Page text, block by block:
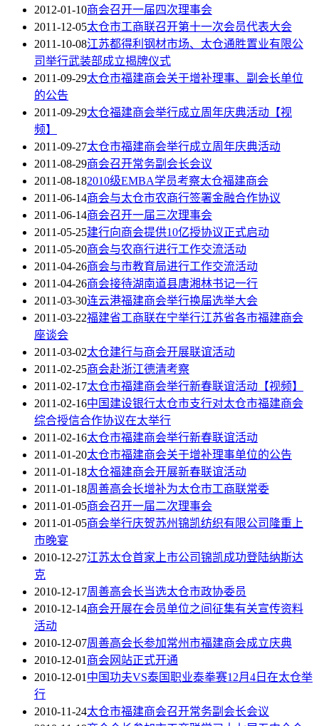
2012-01-10商会召开一届四次理事会
2011-12-05太仓市工商联召开第十一次会员代表大会
2011-10-08江苏都得利钢材市场、太仓通胜置业有限公
司举行武装部成立揭牌仪式
2011-09-29太仓市福建商会关于增补理事、副会长单位
的公告
2011-09-29太仓福建商会举行成立周年庆典活动【视
频】
2011-09-27太仓市福建商会举行成立周年庆典活动
2011-08-29商会召开常务副会长会议
2011-08-182010级EMBA学员考察太仓福建商会
2011-06-14商会与太仓市农商行签署金融合作协议
2011-06-14商会召开一届三次理事会
2011-05-25建行向商会提供10亿授协议正式启动
2011-05-20商会与农商行进行工作交流活动
2011-04-26商会与市教育局进行工作交流活动
2011-04-26商会接待湖南道县唐湘林书记一行
2011-03-30连云港福建商会举行换届选举大会
2011-03-22福建省工商联在宁举行江苏省各市福建商会
座谈会
2011-03-02太仓建行与商会开展联谊活动
2011-02-25商会赴浙江德清考察
2011-02-17太仓市福建商会举行新春联谊活动【视频】
2011-02-16中国建设银行太仓市支行对太仓市福建商会
综合授信合作协议在太举行
2011-02-16太仓市福建商会举行新春联谊活动
2011-01-20太仓市福建商会关于增补理事单位的公告
2011-01-18太仓福建商会开展新春联谊活动
2011-01-18周善高会长增补为太仓市工商联常委
2011-01-05商会召开一届二次理事会
2011-01-05商会举行庆贺苏州锦凯纺织有限公司隆重上
市晚宴
2010-12-27江苏太仓首家上市公司锦凯成功登陆纳斯达
克
2010-12-17周善高会长当选太仓市政协委员
2010-12-14商会开展在会员单位之间征集有关宣传资料
活动
2010-12-07周善高会长参加常州市福建商会成立庆典
2010-12-01商会网站正式开通
2010-12-01中国功夫VS泰国职业泰拳赛12月4日在太仓举
行
2010-11-24太仓市福建商会召开常务副会长会议